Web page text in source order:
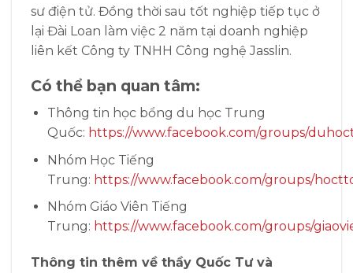
sư điện tử. Đồng thời sau tốt nghiệp tiếp tục ở
lại Đài Loan làm việc 2 năm tại doanh nghiệp
liên kết Công ty TNHH Công nghệ Jasslin.
Có thể bạn quan tâm:
Thông tin học bổng du học Trung
Quốc: https://www.facebook.com/groups/
Nhóm Học Tiếng
Trung: https://www.facebook.com/groups/
Nhóm Giáo Viên Tiếng
Trung: https://www.facebook.com/groups/
Thông tin thêm về thầy Quốc Tư và